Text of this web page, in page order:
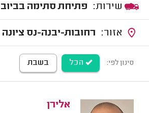
פתיחת סתימה בביוב
רחובות-יבנה-נס ציונה
סינון לפי: הכל בשבת
אלירן